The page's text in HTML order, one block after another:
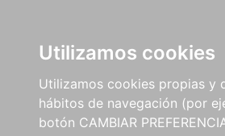
Utilizamos cookies
Utilizamos cookies propias y
hábitos de navegación (por
botón CAMBIAR
LIBROS
MÉTODOS Y
EJERCICIOS